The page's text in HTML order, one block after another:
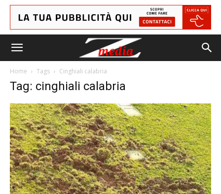
Home Tags Cinghiali calabria
Tag: cinghiali calabria